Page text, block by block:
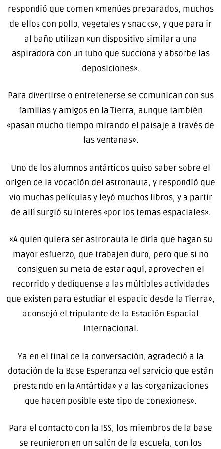
respondió que comen «menúes preparados, muchos
de ellos con pollo, vegetales y snacks», y que para ir
al baño utilizan «un dispositivo similar a una
aspiradora con un tubo que succiona y absorbe las
deposiciones».
Para divertirse o entretenerse se comunican con sus
familias y amigos en la Tierra, aunque también
«pasan mucho tiempo mirando el paisaje a través de
las ventanas».
Uno de los alumnos antárticos quiso saber sobre el
origen de la vocación del astronauta, y respondió que
vio muchas películas y leyó muchos libros, y a partir
de allí surgió su interés «por los temas espaciales».
«A quien quiera ser astronauta le diría que hagan su
mayor esfuerzo, que trabajen duro, pero que si no
consiguen su meta de estar aquí, aprovechen el
recorrido y dedíquense a las múltiples actividades
que existen para estudiar el espacio desde la Tierra»,
aconsejó el tripulante de la Estación Espacial
Internacional.
Ya en el final de la conversación, agradeció a la
dotación de la Base Esperanza «el servicio que están
prestando en la Antártida» y a las «organizaciones
que hacen posible este tipo de conexiones».
Para el contacto con la ISS, los miembros de la base
se reunieron en un salón de la escuela, con los